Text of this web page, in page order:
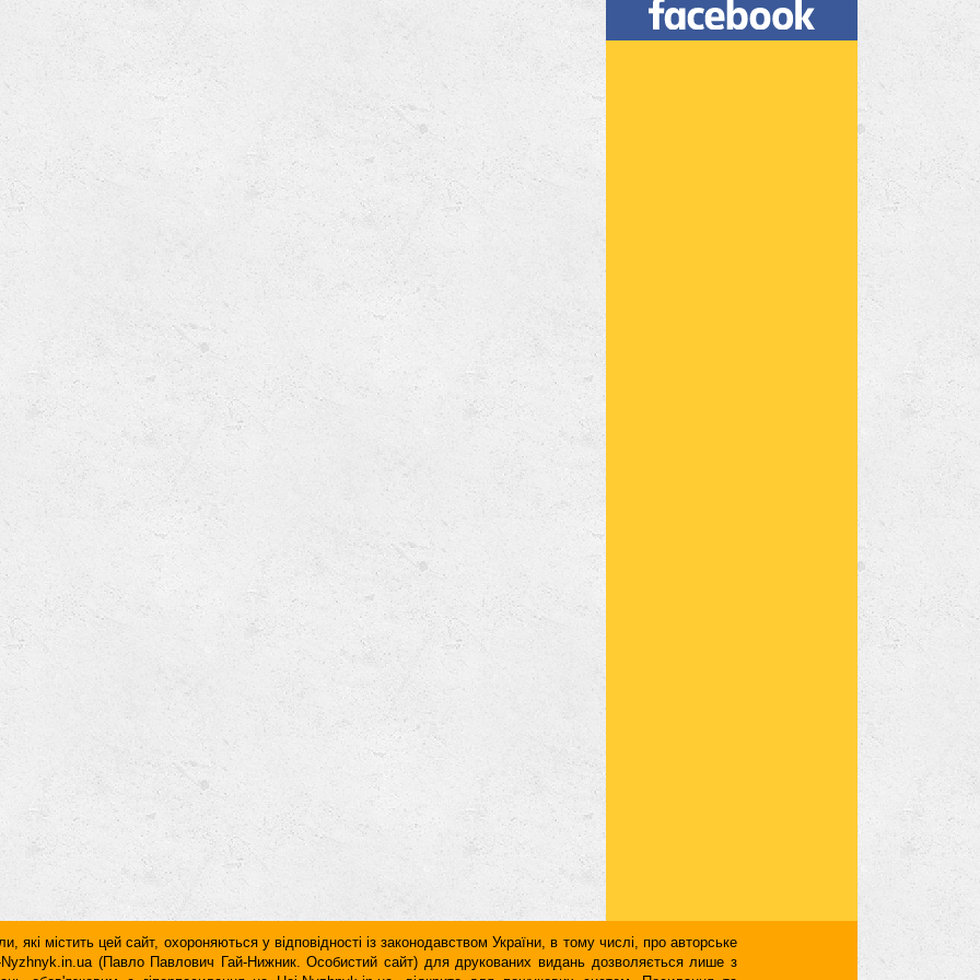
містить цей сайт, охороняються у відповідності із законодавством України, в тому числі, про авторське
(Павло Павлович Гай-Нижник. Особистий сайт) для друкованих видань дозволяється лише з
обов'язковим є гiперпосилання на Hai-Nyzhnyk.in.ua, відкрите для пошукових систем. Посилання та
чи в другому абзаці тексту.